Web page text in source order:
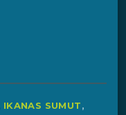
IKANAS SUMUT,